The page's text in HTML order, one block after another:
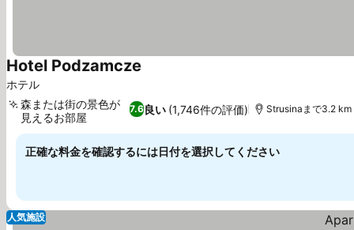
ホテル
Hotel Podzamcze
7.6良い (1,746件の評価)
森または街の景色が
見えるお部屋
Strusinaまで3.2 km
正確な料金を確認するには日付を選択してください
人気施設